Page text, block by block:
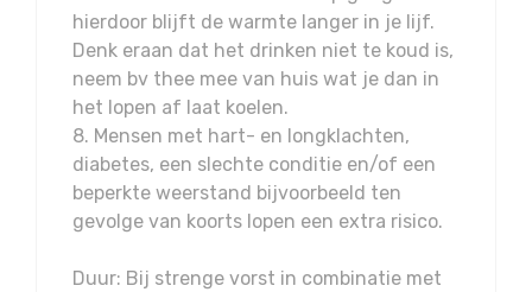
hierdoor blijft de warmte langer in je lijf.
Denk eraan dat het drinken niet te koud is,
neem bv thee mee van huis wat je dan in
het lopen af laat koelen.
8. Mensen met hart- en longklachten,
diabetes, een slechte conditie en/of een
beperkte weerstand bijvoorbeeld ten
gevolge van koorts lopen een extra risico.
Duur: Bij strenge vorst in combinatie met